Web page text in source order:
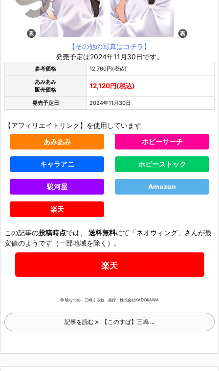
【その他の写真はコチラ】
発売予定は2024年11月30日です。
参考価格
12,760円(税込)
あみあみ
販売価格
12,120円(税込)
発売予定日 2024年11月30日
【アフィリエイトリンク】を使用しています
あみあみ
ホビーサーチ
キャラアニ ホビーストック
駿河屋 Amazon
楽天
この記事の投稿時点では、 送料無料にて「ネオウィング」さんが最
安値のようです（一部地域を除く）。
楽天
© 暁なつめ・三嶋くろね 発行：株式会社KADOKAWA
記事を読む 【このすば】三嶋 ...